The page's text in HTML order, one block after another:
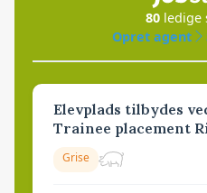
80 ledige
Opret agent
Elevplads tilbydes
Trainee placement
Grise